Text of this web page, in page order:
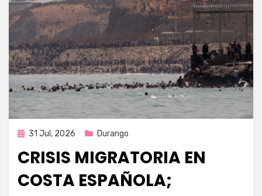
Publicada
31 Jul, 2026 Durango
CRISIS MIGRATORIA EN
COSTA ESPAÑOLA;